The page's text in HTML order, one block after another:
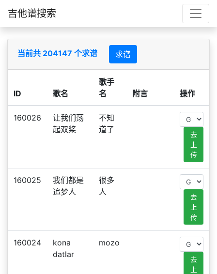
吉他谱搜索
当前共 204147 个求谱 求谱
ID 歌名
歌手
名
附言 操作
160026
让我们荡
起双桨
不知
道了
去
上
传
160025
我们都是
追梦人
很多
人
去
上
传
160024
kona
datlar
mozo
去
上